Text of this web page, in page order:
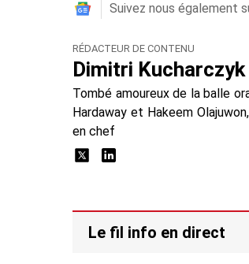
Suivez nous également
RÉDACTEUR DE CONTENU
Dimitri Kucharczyk
Tombé amoureux de la balle
Hardaway et Hakeem
en chef
Le fil info en direct